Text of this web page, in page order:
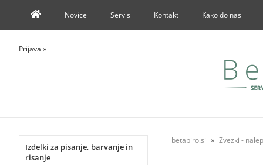
Novice Servis Kontakt Kako do nas
Prijava »
Izdelki za pisanje, barvanje in
risanje
betabiro.si Zvezki -